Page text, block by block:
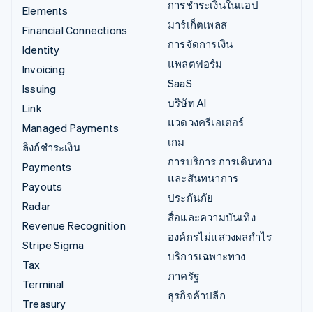
Elements
Financial Connections
Identity
Invoicing
Issuing
Link
Managed Payments
ลิงก์ชำระเงิน
Payments
Payouts
Radar
Revenue Recognition
Stripe Sigma
Tax
Terminal
Treasury
การชำระเงินในแอป
มาร์เก็ตเพลส
การจัดการเงิน
แพลตฟอร์ม
SaaS
บริษัท AI
แวดวงครีเอเตอร์
เกม
การบริการ การเดินทาง
และสันทนาการ
ประกันภัย
สื่อและความบันเทิง
องค์กรไม่แสวงผลกำไร
บริการเฉพาะทาง
ภาครัฐ
ธุรกิจค้าปลีก